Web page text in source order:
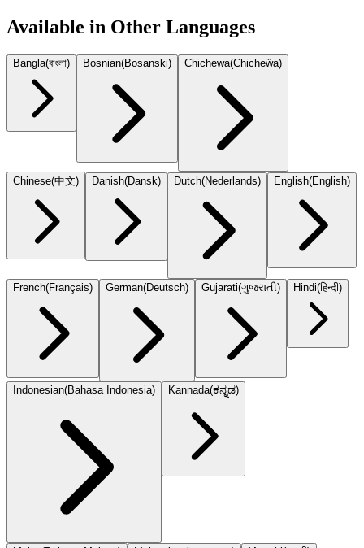
Available in Other Languages
Bangla(বাংলা) Bosnian(Bosanski) Chichewa(Chicheŵa)
Chinese(中文) Danish(Dansk) Dutch(Nederlands) English(English)
French(Français) German(Deutsch) Gujarati(ગુજરાતી) Hindi(हिन्दी)
Indonesian(Bahasa Indonesia) Kannada(ಕನ್ನಡ)